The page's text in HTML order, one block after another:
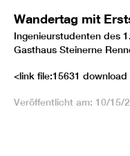
Wandertag mit
Ingenieurstudenten des
Gasthaus Steinerne
<link file:15631
Veröffentlicht am: 10/15/